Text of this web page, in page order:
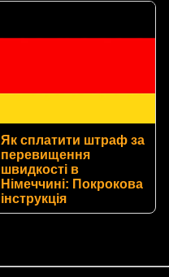
Як сплатити штраф за
перевищення
швидкості в
Німеччині: Покрокова
інструкція